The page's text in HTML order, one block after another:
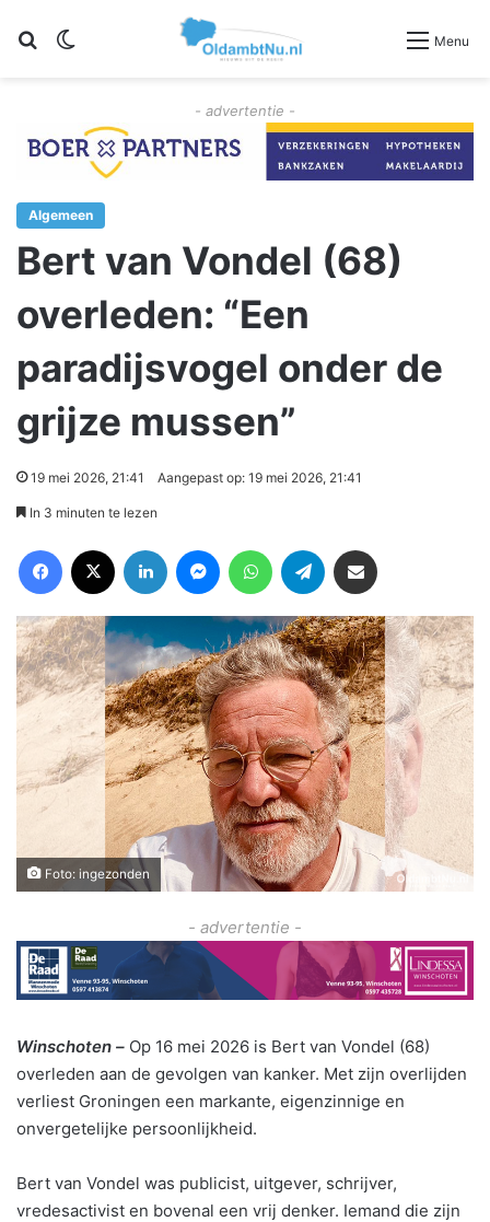
Zoeken Menu
- advertentie -
Algemeen
Bert van Vondel (68)
overleden: “Een
paradijsvogel onder de
grijze mussen”
19 mei 2026, 21:41 Aangepast op: 19 mei 2026, 21:41
In 3 minuten te lezen
Foto: ingezonden
- advertentie -
Winschoten – Op 16 mei 2026 is Bert van Vondel (68)
overleden aan de gevolgen van kanker. Met zijn overlijden
verliest Groningen een markante, eigenzinnige en
onvergetelijke persoonlijkheid.
Bert van Vondel was publicist, uitgever, schrijver,
vredesactivist en bovenal een vrij denker. Iemand die zijn